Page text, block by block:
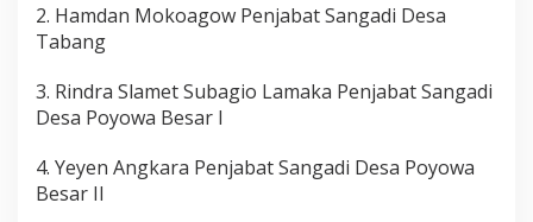
2. Hamdan Mokoagow Penjabat Sangadi Desa
Tabang
3. Rindra Slamet Subagio Lamaka Penjabat Sangadi
Desa Poyowa Besar I
4. Yeyen Angkara Penjabat Sangadi Desa Poyowa
Besar II